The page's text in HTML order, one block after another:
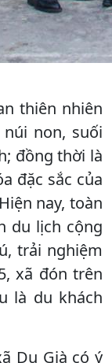
thiên nhiên
non, suối
đồng thời là
đặc sắc của
nay, toàn
du lịch cộng
trải nghiệm
xã đón trên
là du khách
Du Già có ý